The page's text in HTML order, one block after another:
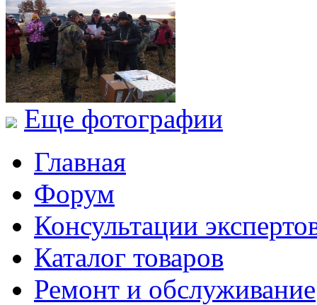
Еще фотографии
Главная
Форум
Консультации
Каталог товаров
Ремонт и обслуживание